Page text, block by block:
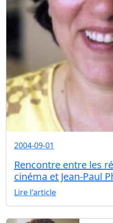
2004-09-01
Rencontre entre les
cinéma et Jean-Paul
Lire l'article